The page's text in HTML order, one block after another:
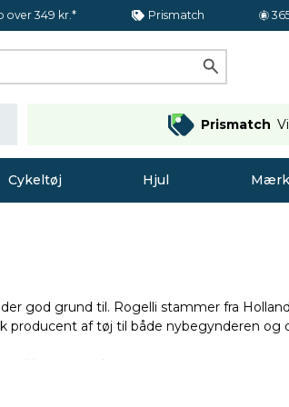
over 349 kr.* Prismatch
Prismatch
Cykeltøj Hjul
god grund til. Rogelli stammer fra
af tøj til både nybegynderen og
til børn og voksne, strømper og meget
i cykeltøj fra Rogelli, selvom du